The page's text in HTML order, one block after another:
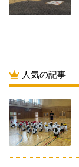
人気の記事